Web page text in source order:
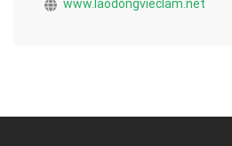
www.laodongvieclam.net